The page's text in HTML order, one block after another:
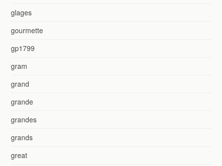
glages
gourmette
gp1799
gram
grand
grande
grandes
grands
great